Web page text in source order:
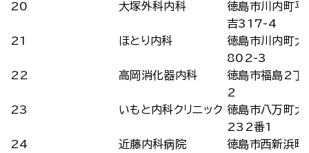
20
大塚外科内科
徳島市川内町平
吉317-4
21
ほとり内科
徳島市川内町大
802-3
22
高岡消化器内科
徳島市福島2丁
2
23
いもと内科クリニック 徳島市八万町犬
232番1
24
近藤内科病院
徳島市西新浜町